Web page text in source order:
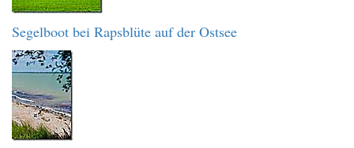
Segelboot bei Rapsblüte auf der Ostsee